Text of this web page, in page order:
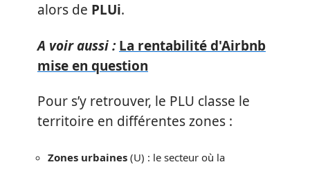
alors de PLUi.
A voir aussi : La rentabilité d'Airbnb
mise en question
Pour s’y retrouver, le PLU classe le
territoire en différentes zones :
Zones urbaines (U) : le secteur où la